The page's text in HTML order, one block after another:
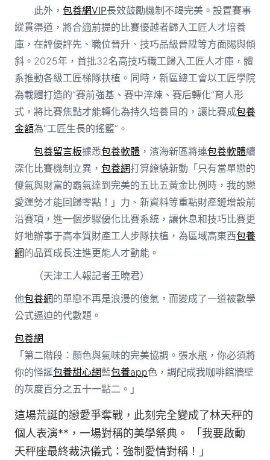
此外， 包養網VIP長效鼓勵機制不竭完美。設置賽事
縱貫渠道，將合適前提的比賽優越者歸入工匠人才培養
庫，在評優評先、職位晉升、技巧品級晉陞等方面賜與傾
斜。2025年，首批32名高技巧職工歸入工匠人才庫，體
系推動各級工匠梯隊扶植。同時，新區總工會以工匠學院
為載體打造的“賽前強基、賽中淬煉、賽后轉化”育人形
式，將比賽焦點才能轉化為持久培養目的，讓比賽成包養
金額為“工匠生長的搖籃”。
包養留言板據悉包養軟體，濱海新區將連包養軟體續
深化比賽機制立異， 包養網打算繚繞新動「只有當單戀的
傻氣與財富的霸氣達到完美的五比五黃金比例時，我的戀
愛運勢才能回歸零點！」力、新資料等重點財產鏈增設前
沿賽項，進一個步驟優化比賽系統，讓休息和技巧比賽更
好地辦事于高本質財產工人步隊扶植，為區域高東西包養
網的品質成長注進更能人才動能。
（天津工人報記者王曉君）
他包養網的單戀不再是浪漫的傻氣，而變成了一道被數學
公式逼迫的代數題。
包養網
「第二階段：顏色與氣味的完美協調。張水瓶，你必須將
你的怪誕包養甜心網藍包養app色，調配成我咖啡館牆壁
的灰度百分之五十一點二。」
這場荒誕的戀愛爭奪戰，此刻完全變成了林天秤的
個人表演**，一場對稱的美學祭典。 「我要啟動
天秤座最終裁決儀式：強制愛情對稱！」